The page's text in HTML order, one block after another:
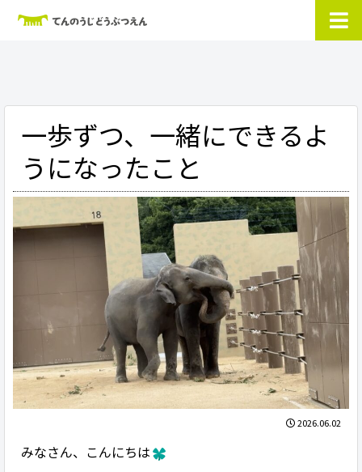
一歩ずつ、一緒にできるよ
うになったこと
2026.06.02
みなさん、こんにちは